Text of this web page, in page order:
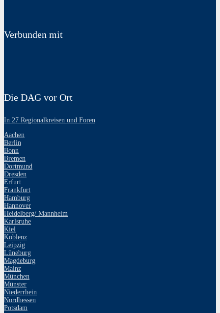
Verbunden mit
Die DAG vor Ort
In 27 Regionalkreisen und Foren
Aachen
Berlin
Bonn
Bremen
Dortmund
Dresden
Erfurt
Frankfurt
Hamburg
Hannover
Heidelberg/ Mannheim
Karlsruhe
Kiel
Koblenz
Leipzig
Lüneburg
Magdeburg
Mainz
München
Münster
Niederrhein
Nordhessen
Potsdam